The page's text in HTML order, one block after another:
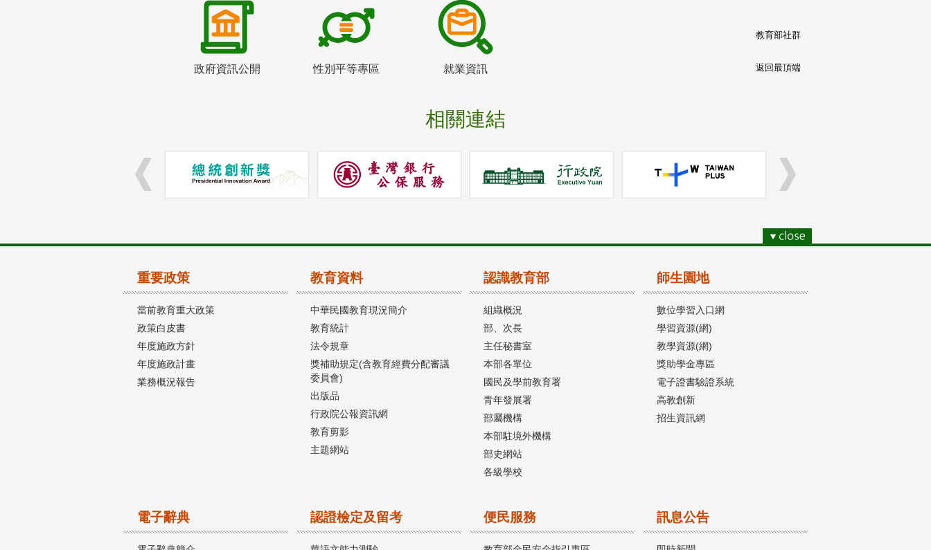
政府資訊公開 性別平等專區 就業資訊
相關連結
教育部社群
返回最頂端
重要政策
當前教育重大政策
政策白皮書
年度施政方針
年度施政計畫
業務概況報告
教育資料
中華民國教育現況簡介
教育統計
法令規章
獎補助規定(含教育經費分配審議
委員會)
出版品
行政院公報資訊網
教育剪影
主題網站
認識教育部
組織概況
部、次長
主任秘書室
本部各單位
國民及學前教育署
青年發展署
部屬機構
本部駐境外機構
部史網站
各級學校
師生園地
數位學習入口網
學習資源(網)
教學資源(網)
獎助學金專區
電子證書驗證系統
高教創新
招生資訊網
電子辭典 認證檢定及留考 便民服務 訊息公告